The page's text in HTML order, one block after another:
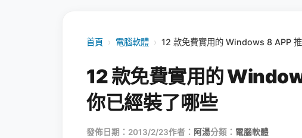
首頁 › 電腦軟體 › 12 款免費實用的 Windows 8 APP
12 款免費實用的
你已經裝了哪些
發佈日期：2013/2/23作者： 阿湯分類： 電腦軟體